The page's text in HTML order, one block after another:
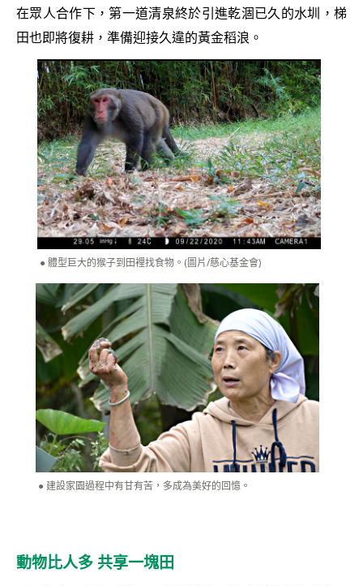
在眾人合作下，第一道清泉終於引進乾涸已久的水圳，梯
田也即將復耕，準備迎接久違的黃金稻浪。
體型巨大的猴子到田裡找食物。(圖片/慈心基金會)
建設家園過程中有甘有苦，多成為美好的回憶。
動物比人多 共享一塊田